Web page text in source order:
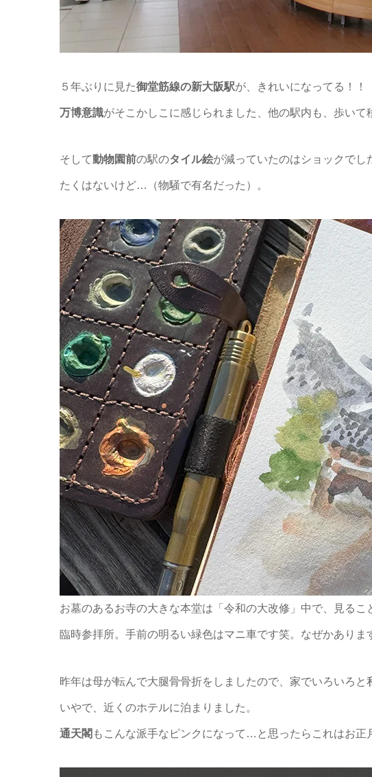
５年ぶりに見た御堂筋線の新大阪駅が、きれいになってる！！
万博意識がそこかしこに感じられました、他の駅内も、歩いて
そして動物園前の駅のタイル絵が減っていたのはショックで
たくはないけど…（物騒で有名だった）。
お墓のあるお寺の大きな本堂は「令和の大改修」中で、見る
臨時参拝所。手前の明るい緑色はマニ車です笑。なぜかありま
昨年は母が転んで大腿骨骨折をしましたので、家でいろいろ
いやで、近くのホテルに泊まりました。
通天閣 もこんな派手なピンクになって…と思ったらこれはお正